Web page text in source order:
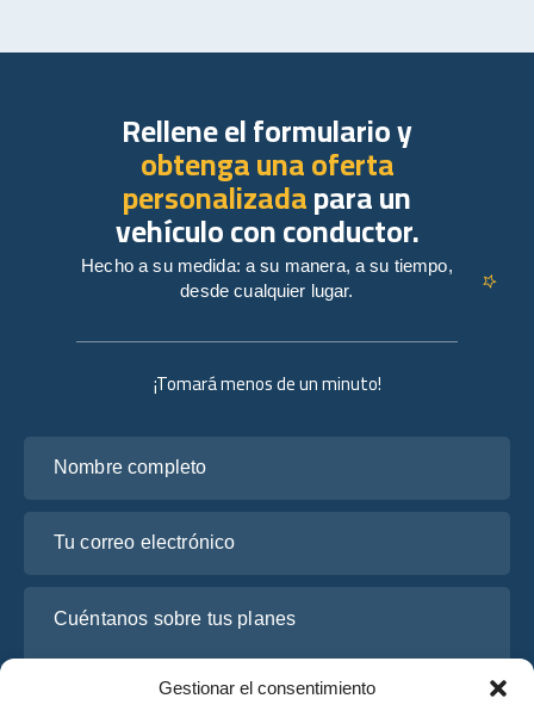
Gestionar el consentimiento
¡Tomará menos de un minuto!
Rellene el formulario y
obtenga una oferta
personalizadapara un
vehículo con conductor.
Hecho a su medida: a su manera, a su tiempo,
desde cualquier lugar.